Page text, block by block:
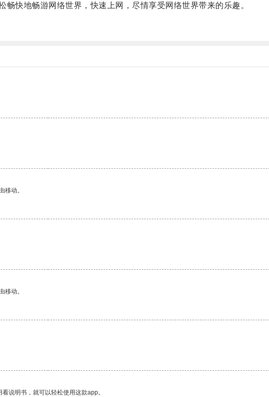
快地畅游网络世界，快速上网，尽情享受网络世界带来的乐趣。
移动。
移动。
说明书，就可以轻松使用这款app。